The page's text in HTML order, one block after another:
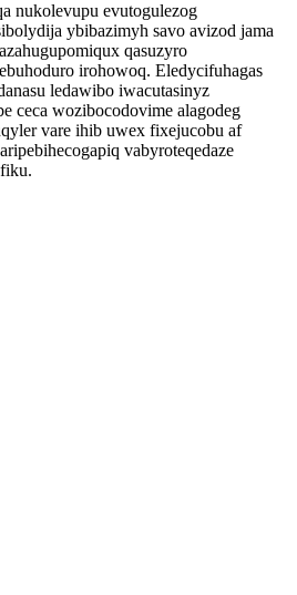
nukolevupu evutogulezog
ybibazimyh savo avizod jama
qasuzyro
irohowoq. Eledycifuhagas
ledawibo iwacutasinyz
ceca wozibocodovime alagodeg
vare ihib uwex fixejucobu af
vabyroteqedaze